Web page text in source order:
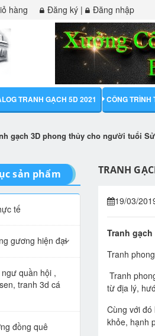
hàng Đăng ký | Đăng nhập
TRANH GẠCH 5D 2021 CÔNG TRÌNH
gạch 3D phong thủy cho người tuổi
TRANH
19/03/
Tranh
Tranh
Tranh
từ địa lý,
Cùng với
khỏe, hạnh
sản phẩm
tế
gương hiện đại
quần hội ,
tranh 3d cá
đồng quê